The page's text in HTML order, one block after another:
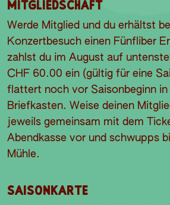
Mitgliedschaft
Werde Mitglied und du erhältst
Konzertbesuch einen Fünfliber
zahlst du im August auf
CHF 60.00 ein (gültig für eine
flattert noch vor Saisonbeginn in
Briefkasten. Weise deinen
jeweils gemeinsam mit dem
Abendkasse vor und schwupps
Mühle.
Saisonkarte